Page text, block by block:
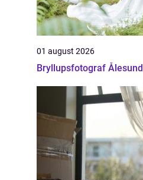
01 august 2026
Bryllupsfotograf Ålesund